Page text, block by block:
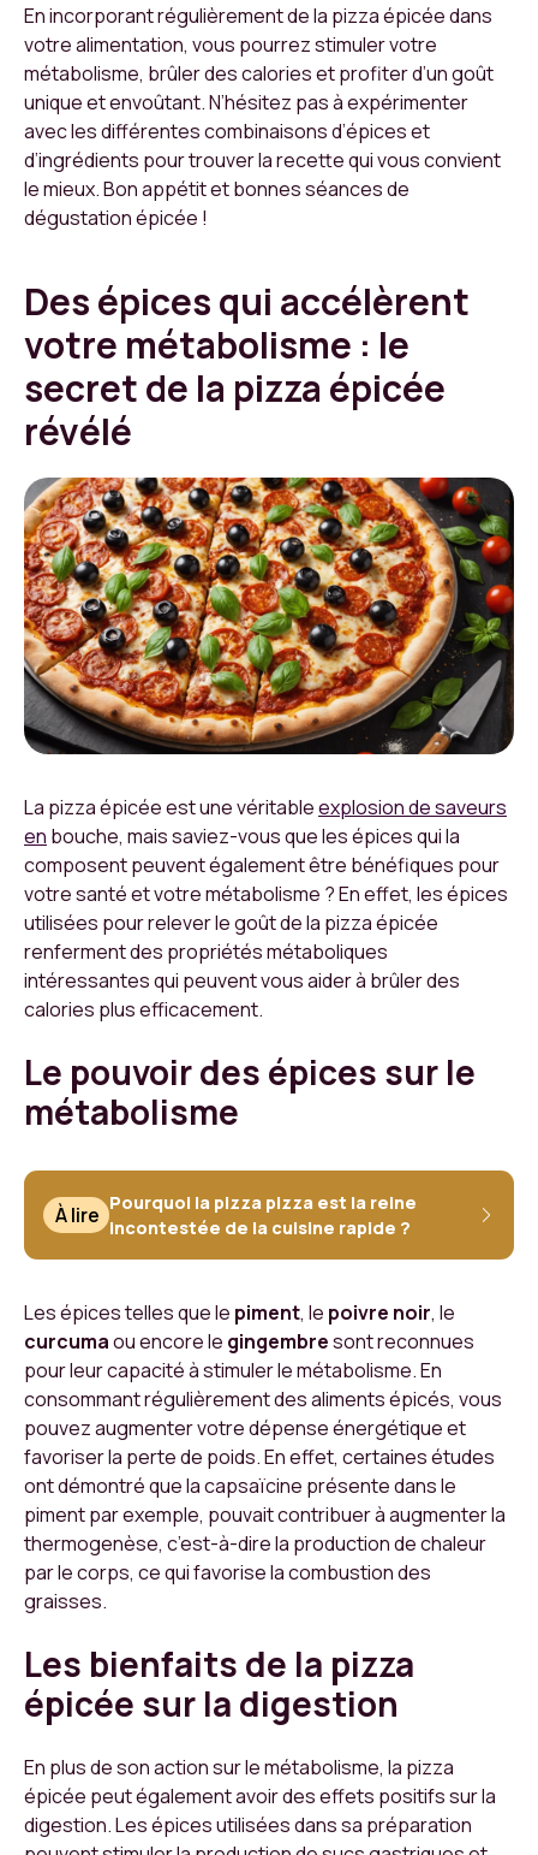
En incorporant régulièrement de la pizza épicée dans
votre alimentation, vous pourrez stimuler votre
métabolisme, brûler des calories et profiter d’un goût
unique et envoûtant. N’hésitez pas à expérimenter
avec les différentes combinaisons d’épices et
d’ingrédients pour trouver la recette qui vous convient
le mieux. Bon appétit et bonnes séances de
dégustation épicée !
Des épices qui accélèrent
votre métabolisme : le
secret de la pizza épicée
révélé
La pizza épicée est une véritableexplosion de saveurs
en bouche, mais saviez-vous que les épices qui la
composent peuvent également être bénéfiques pour
votre santé et votre métabolisme ? En effet, les épices
utilisées pour relever le goût de la pizza épicée
renferment des propriétés métaboliques
intéressantes qui peuvent vous aider à brûler des
calories plus efficacement.
Le pouvoir des épices sur le
métabolisme
À lire Pourquoi la pizza pizza est la reine
incontestée de la cuisine rapide ?
Les épices telles que le piment, le poivre noir, le
curcumaou encore le gingembresont reconnues
pour leur capacité à stimuler le métabolisme. En
consommant régulièrement des aliments épicés, vous
pouvez augmenter votre dépense énergétique et
favoriser la perte de poids. En effet, certaines études
ont démontré que la capsaïcine présente dans le
piment par exemple, pouvait contribuer à augmenter la
thermogenèse, c’est-à-dire la production de chaleur
par le corps, ce qui favorise la combustion des
graisses.
Les bienfaits de la pizza
épicée sur la digestion
En plus de son action sur le métabolisme, la pizza
épicée peut également avoir des effets positifs sur la
digestion. Les épices utilisées dans sa préparation